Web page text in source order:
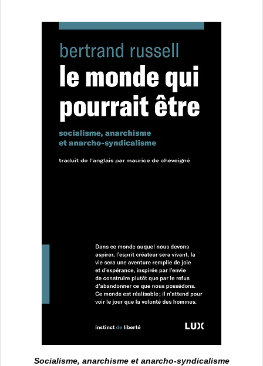
Socialisme, anarchisme et anarcho-syndicalisme